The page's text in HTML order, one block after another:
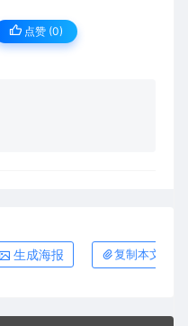
点赞 (0)
生成海报 复制本文链接